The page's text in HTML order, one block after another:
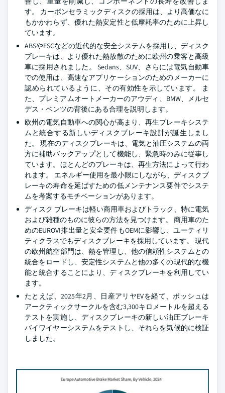
す。 カーボンセラミックディスクの採用は、より高価なに
もかかわらず、優れた熱安定性と低摩耗率のために上昇し
ています。
ABSやESCなどの近代的な安全システムを採用し、ディスク
ブレーキは、より優れた熱放散のために欧州の乗客と高級
車に採用されました。 Sedans、SUV、さらには電気自動車
での使用は、高速なアプリケーションのためのメーカーに
認められているように、その有効性を示しています。 ま
た、プレミアムオートメーカーのアウディ、BMW、メルセ
デス・ベンツの背後にある合理を説明します。
欧州の電気自動車への関心が高まり、再生ブレーキシステ
ムと統合する新しいディスクブレーキ設計が誕生しまし
た。 現在のディスクブレーキは、電気と油圧システムの両
方に補助バックアップとして機能し、緊急時のみに従事し
ています。ほとんどのブレーキは、再生方法によって行わ
れます。 エネルギー使用を最小限にしながら、ディスクブ
レーキの寿命を延ばすための低メンテナンス要件でシステ
ムを考案するモチベーションがあります。
ディスク ブレーキは軽い商用車およびトラック、特に電気
および雑種のものに彼らの方法を見つけます。 商用車のた
めのEUROVI排出量と安全要件もOEMに影響し、ユーティリ
ティクラスでもディスクブレーキを採用しています。 現代
の欧州航空部門は、熱を管理し、他の信頼性システムとの
統合をロードし、安定性システムと他の多くの現代的な機
能と統合することにより、ディスクブレーキを利用してい
ます。
たとえば、2025年2月、日産アリヤEVを経て、ボッシュは
アークティックサークルを含む3,300キロメートルを超える
テストを実施し、ディスクブレーキの新しい油圧ブレーキ
バイワイヤーシステムをテストし、それらを気候的に検証
しました。